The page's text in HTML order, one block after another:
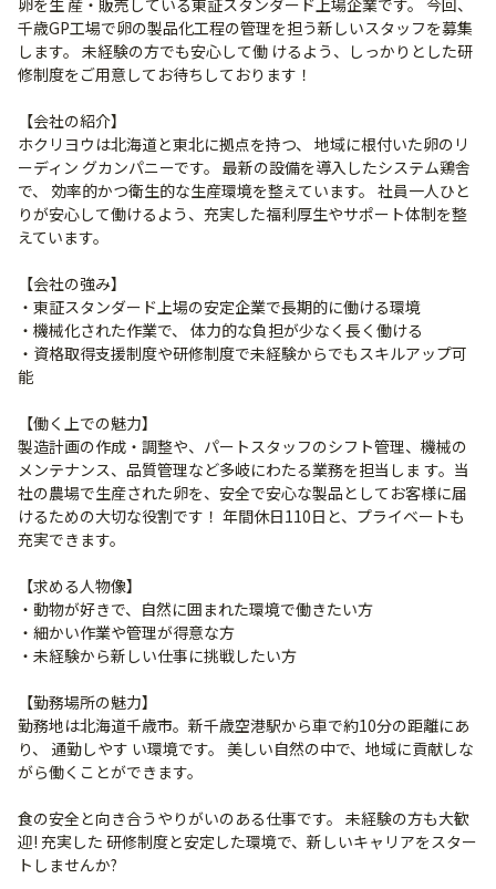
卵を生 産・販売している東証スタンダード上場企業です。 今回、
千歳GP工場で卵の製品化工程の管理を担う新しいスタッフを募集
します。 未経験の方でも安心して働 けるよう、しっかりとした研
修制度をご用意してお待ちしております！
【会社の紹介】
ホクリヨウは北海道と東北に拠点を持つ、 地域に根付いた卵のリ
ーディン グカンパニーです。 最新の設備を導入したシステム鶏舎
で、 効率的かつ衛生的な生産環境を整えています。 社員一人ひと
りが安心して働けるよう、充実した福利厚生やサポート体制を整
えています。
【会社の強み】
・東証スタンダード上場の安定企業で長期的に働ける環境
・機械化された作業で、 体力的な負担が少なく長く働ける
・資格取得支援制度や研修制度で未経験からでもスキルアップ可
能
【働く上での魅力】
製造計画の作成・調整や、パートスタッフのシフト管理、機械の
メンテナンス、品質管理など多岐にわたる業務を担当しま す。当
社の農場で生産された卵を、安全で安心な製品としてお客様に届
けるための大切な役割です！ 年間休日110日と、プライベートも
充実できます。
【求める人物像】
・動物が好きで、自然に囲まれた環境で働きたい方
・細かい作業や管理が得意な方
・未経験から新しい仕事に挑戦したい方
【勤務場所の魅力】
勤務地は北海道千歳市。新千歳空港駅から車で約10分の距離にあ
り、 通勤しやす い環境です。 美しい自然の中で、地域に貢献しな
がら働くことができます。
食の安全と向き合うやりがいのある仕事です。 未経験の方も大歓
迎! 充実した 研修制度と安定した環境で、新しいキャリアをスター
トしませんか?